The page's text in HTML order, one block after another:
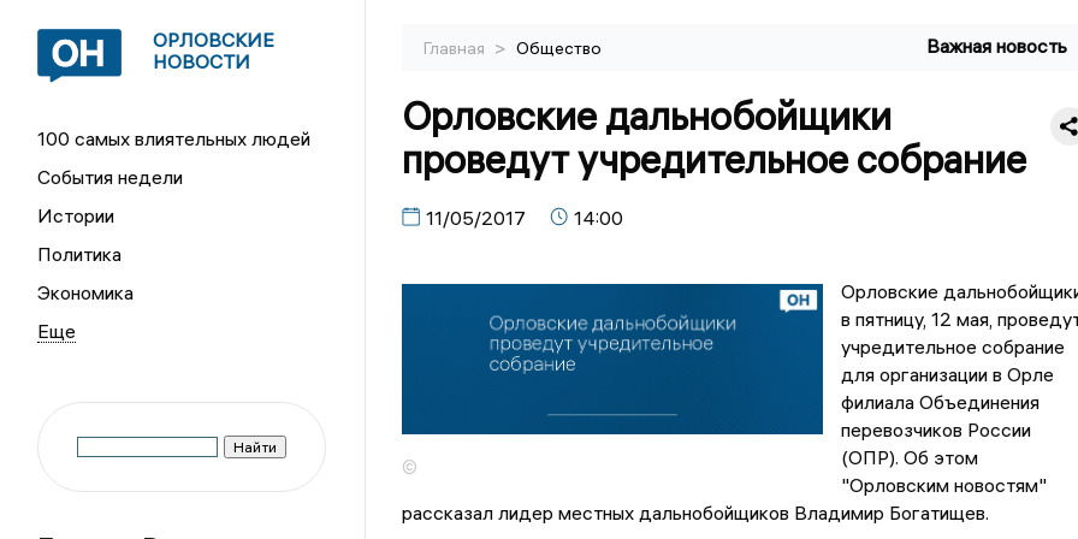
ОРЛОВСКИЕ
НОВОСТИ
100 самых влиятельных людей
События недели
Истории
Политика
Экономика
Главная > Общество Важная новость
Орловские дальнобойщики
проведут учредительное собрание
11/05/2017 14:00
©
Орловские
в пятницу, 12 мая,
учредительное собрание
для организации в Орле
филиала Объединения
перевозчиков России
(ОПР). Об этом
"Орловским новостям"
рассказал лидер местных дальнобойщиков Владимир Богатищев.